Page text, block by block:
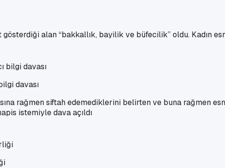
alan “bakkallık, bayilik ve büfecilik” oldu. Kadın
davası
rağmen siftah edemediklerini belirten ve buna rağmen
istemiyle dava açıldı